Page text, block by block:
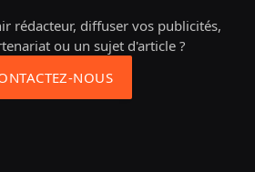
rédacteur, diffuser vos publicités,
ou un sujet d'article ?
NOUS